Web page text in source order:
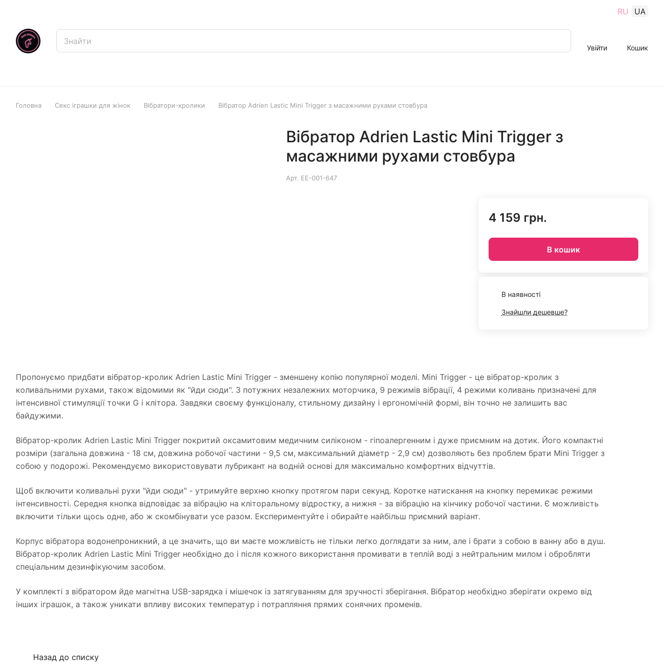
RU UA
Увійти Кошик
Головна Секс іграшки для жінок Вібратори-кролики Вібратор Adrien Lastic Mini Trigger з масажними рухами стовбура
Вібратор Adrien Lastic Mini Trigger з
масажними рухами стовбура
Арт. EE-001-647
4 159 грн.
В кошик
В наявності
Знайшли дешевше?
Пропонуємо придбати вібратор-кролик Adrien Lastic Mini Trigger - зменшену копію популярної моделі. Mini Trigger - це вібратор-кролик з
коливальними рухами, також відомими як "йди сюди". 3 потужних незалежних моторчика, 9 режимів вібрації, 4 режими коливань призначені для
інтенсивної стимуляції точки G і клітора. Завдяки своєму функціоналу, стильному дизайну і ергономічній формі, він точно не залишить вас
байдужими.
Вібратор-кролик Adrien Lastic Mini Trigger покритий оксамитовим медичним силіконом - гіпоалергенним і дуже приємним на дотик. Його компактні
розміри (загальна довжина - 18 см, довжина робочої частини - 9,5 см, максимальний діаметр - 2,9 см) дозволяють без проблем брати Mini Trigger з
собою у подорожі. Рекомендуємо використовувати лубрикант на водній основі для максимально комфортних відчуттів.
Щоб включити коливальні рухи "йди сюди" - утримуйте верхню кнопку протягом пари секунд. Коротке натискання на кнопку перемикає режими
інтенсивності. Середня кнопка відповідає за вібрацію на кліторальному відростку, а нижня - за вібрацію на кінчику робочої частини. Є можливість
включити тільки щось одне, або ж скомбінувати усе разом. Експериментуйте і обирайте найбільш приємний варіант.
Корпус вібратора водонепроникний, а це значить, що ви маєте можливість не тільки легко доглядати за ним, але і брати з собою в ванну або в душ.
Вібратор-кролик Adrien Lastic Mini Trigger необхідно до і після кожного використання промивати в теплій воді з нейтральним милом і обробляти
спеціальним дезинфікуючим засобом.
У комплекті з вібратором йде магнітна USB-зарядка і мішечок із затягуванням для зручності зберігання. Вібратор необхідно зберігати окремо від
інших іграшок, а також уникати впливу високих температур і потрапляння прямих сонячних променів.
Назад до списку